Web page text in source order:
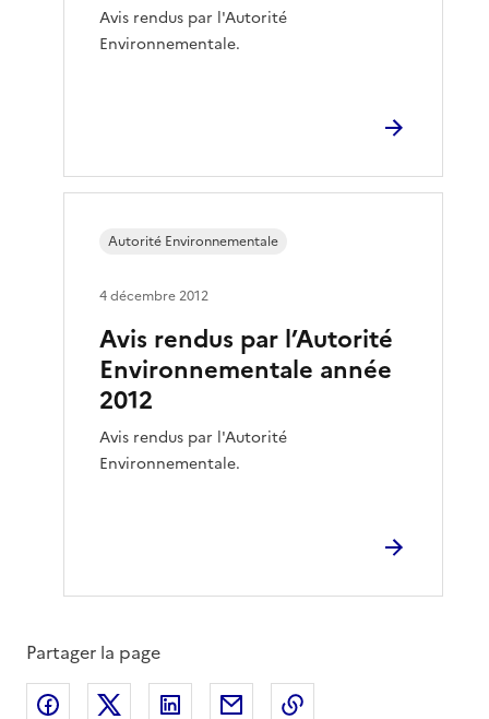
Avis rendus par l'Autorité
Environnementale.
Avis rendus par l’Autorité
Environnementale année
2012
Avis rendus par l'Autorité
Environnementale.
Autorité Environnementale
4 décembre 2012
Partager la page
Partager sur Facebook
Partager sur XPartager sur LinkedIn
Partager par email